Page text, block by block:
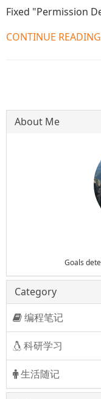
Fixed "Permission
CONTINUE READING
About Me
Goals
Category
编程笔记
科研学习
生活随记